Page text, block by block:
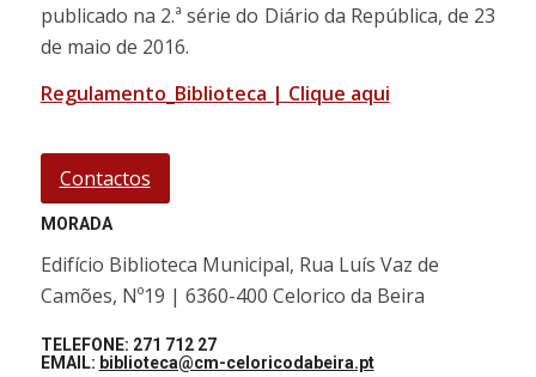
publicado na 2.ª série do Diário da República, de 23
de maio de 2016.
Regulamento_Biblioteca | Clique aqui
Contactos
MORADA
Edifício Biblioteca Municipal, Rua Luís Vaz de
Camões, Nº19 | 6360-400 Celorico da Beira
TELEFONE: 271 712 27
EMAIL: biblioteca@cm-celoricodabeira.pt